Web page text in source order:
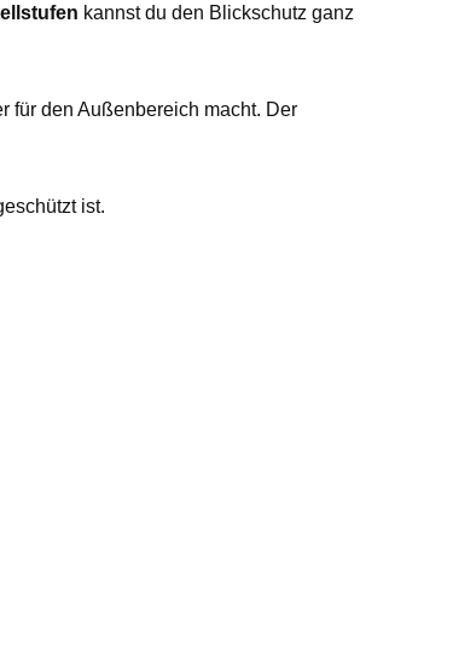
kannst du den Blickschutz ganz
für den Außenbereich macht. Der
ist.